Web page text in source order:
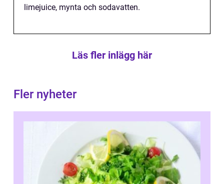
limejuice, mynta och sodavatten.
Läs fler inlägg här
Fler nyheter